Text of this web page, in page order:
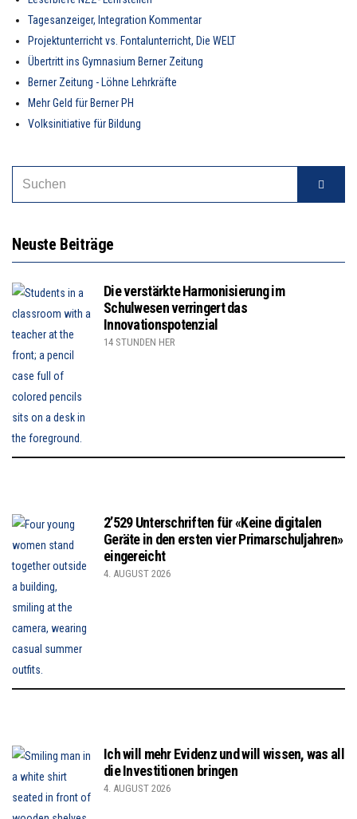
Tagesanzeiger, Integration Kommentar
Projektunterricht vs. Fontalunterricht, Die WELT
Übertritt ins Gymnasium Berner Zeitung
Berner Zeitung - Löhne Lehrkräfte
Mehr Geld für Berner PH
Volksinitiative für Bildung
SEARCH
Neuste Beiträge
Die verstärkte Harmonisierung im
Schulwesen verringert das
Innovationspotenzial
14 STUNDEN HER
2’529 Unterschriften für «Keine digitalen
Geräte in den ersten vier Primarschuljahren»
eingereicht
4. AUGUST 2026
Ich will mehr Evidenz und will wissen, was all
die Investitionen bringen
4. AUGUST 2026